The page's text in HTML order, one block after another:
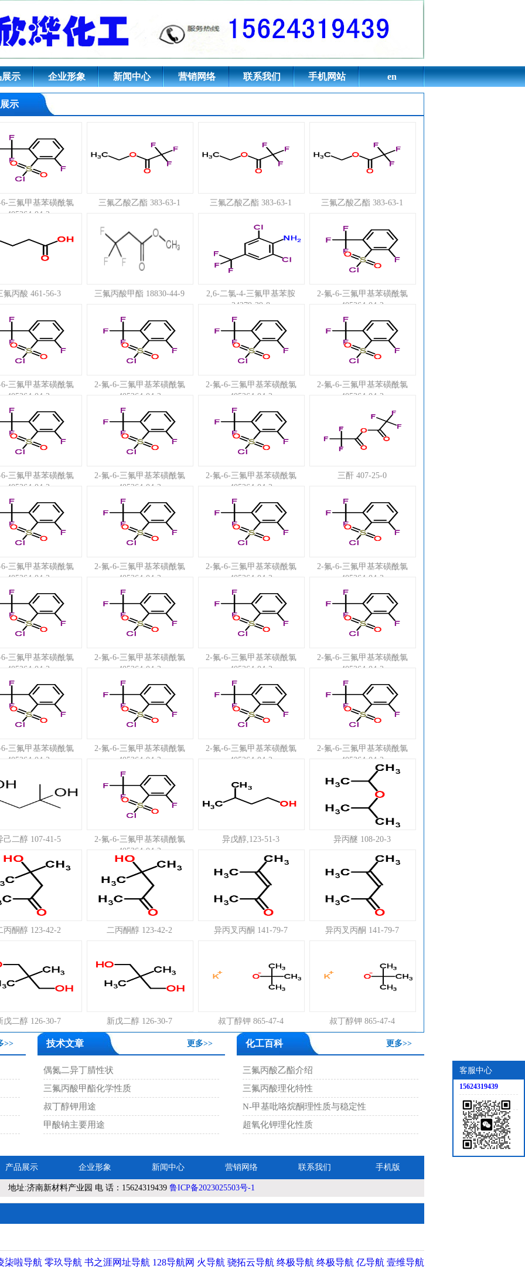
,叔丁醇钾,偶氮二异丁腈,N-甲基吡咯烷酮,二甲基
酚
示 企业形象 新闻中心 营销网络 联系我们 手机网站 en
示
三氟甲基苯磺酰氯
405264-04-2
三氟乙酸乙酯 383-63-1 三氟乙酸乙酯 383-63-1 三氟乙酸乙酯 383-63-1
氟丙酸 461-56-3 三氟丙酸甲酯 18830-44-9
2,6-二氯-4-三氟甲基苯胺
24279-39-8
2-氟-6-三氟甲基苯磺酰氯
405264-04-2
三氟甲基苯磺酰氯
405264-04-2
2-氟-6-三氟甲基苯磺酰氯
405264-04-2
2-氟-6-三氟甲基苯磺酰氯
405264-04-2
2-氟-6-三氟甲基苯磺酰氯
405264-04-2
三氟甲基苯磺酰氯
405264-04-2
2-氟-6-三氟甲基苯磺酰氯
405264-04-2
2-氟-6-三氟甲基苯磺酰氯
405264-04-2
三酐 407-25-0
三氟甲基苯磺酰氯
405264-04-2
2-氟-6-三氟甲基苯磺酰氯
405264-04-2
2-氟-6-三氟甲基苯磺酰氯
405264-04-2
2-氟-6-三氟甲基苯磺酰氯
405264-04-2
三氟甲基苯磺酰氯
405264-04-2
2-氟-6-三氟甲基苯磺酰氯
405264-04-2
2-氟-6-三氟甲基苯磺酰氯
405264-04-2
2-氟-6-三氟甲基苯磺酰氯
405264-04-2
三氟甲基苯磺酰氯
405264-04-2
2-氟-6-三氟甲基苯磺酰氯
405264-04-2
2-氟-6-三氟甲基苯磺酰氯
405264-04-2
2-氟-6-三氟甲基苯磺酰氯
405264-04-2
己二醇 107-41-5
2-氟-6-三氟甲基苯磺酰氯
405264-04-2
异戊醇,123-51-3 异丙醚 108-20-3
丙酮醇 123-42-2 二丙酮醇 123-42-2 异丙叉丙酮 141-79-7 异丙叉丙酮 141-79-7
戊二醇 126-30-7 新戊二醇 126-30-7 叔丁醇钾 865-47-4 叔丁醇钾 865-47-4
乙酸钾 127-08-2 对苯二酚 123-31-9 对苯二酚 123-31-9
乙酸乙酯 383-63-1 叔丁醇钠 865-48-5
2-氟-6-三氟甲基苯磺酰氯
三乙酸乙酯 372-31-6
>> 技术文章 更多>>
偶氮二异丁腈性状
三氟丙酸甲酯化学性质
叔丁醇钾用途
甲酸钠主要用途
化工百科 更多>>
三氟丙酸乙酯介绍
三氟丙酸理化特性
N-甲基吡咯烷酮理性质与稳定性
超氧化钾理化性质
产品展示 企业形象 新闻中心 营销网络 联系我们 手机版
地址:济南新材料产业园 电 话：15624319439 鲁ICP备2023025503号-1
客服中心
15624319439
柒啦导航 零玖导航 书之涯网址导航 128导航网 火导航 骁拓云导航 终极导航 终极导航 亿导航 壹维导航